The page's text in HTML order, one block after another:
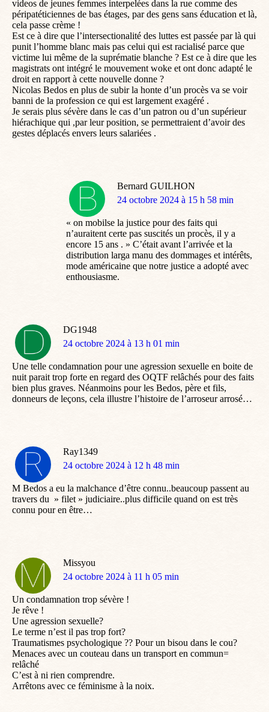
videos de jeunes femmes interpelées dans la rue comme des
péripatéticiennes de bas étages, par des gens sans éducation et là,
cela passe crème !
Est ce à dire que l’intersectionalité des luttes est passée par là qui
punit l’homme blanc mais pas celui qui est racialisé parce que
victime lui même de la suprématie blanche ? Est ce à dire que les
magistrats ont intégré le mouvement woke et ont donc adapté le
droit en rapport à cette nouvelle donne ?
Nicolas Bedos en plus de subir la honte d’un procès va se voir
banni de la profession ce qui est largement exagéré .
Je serais plus sévère dans le cas d’un patron ou d’un supérieur
hiérachique qui ,par leur position, se permettraient d’avoir des
gestes déplacés envers leurs salariées .
Bernard GUILHON
dit
24 octobre 2024 à 15 h 58 min
« on mobilse la justice pour des faits qui
n’auraitent certe pas suscités un procès, il y a
encore 15 ans . » C’était avant l’arrivée et la
distribution larga manu des dommages et intérêts,
mode américaine que notre justice a adopté avec
enthousiasme.
DG1948
dit
24 octobre 2024 à 13 h 01 min
Une telle condamnation pour une agression sexuelle en boite de
nuit parait trop forte en regard des OQTF relâchés pour des faits
bien plus graves. Néanmoins pour les Bedos, père et fils,
donneurs de leçons, cela illustre l’histoire de l’arroseur arrosé…
Ray1349
dit
24 octobre 2024 à 12 h 48 min
M Bedos a eu la malchance d’être connu..beaucoup passent au
travers du » filet » judiciaire..plus difficile quand on est très
connu pour en être…
Missyou
dit
24 octobre 2024 à 11 h 05 min
Un condamnation trop sévère !
Je rêve !
Une agression sexuelle?
Le terme n’est il pas trop fort?
Traumatismes psychologique ?? Pour un bisou dans le cou?
Menaces avec un couteau dans un transport en commun=
relâché
C’est à ni rien comprendre.
Arrêtons avec ce féminisme à la noix.